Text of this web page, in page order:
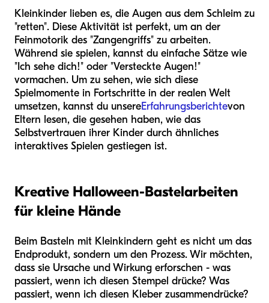
Kleinkinder lieben es, die Augen aus dem Schleim zu
"retten". Diese Aktivität ist perfekt, um an der
Feinmotorik des "Zangengriffs" zu arbeiten.
Während sie spielen, kannst du einfache Sätze wie
"Ich sehe dich!" oder "Versteckte Augen!"
vormachen. Um zu sehen, wie sich diese
Spielmomente in Fortschritte in der realen Welt
umsetzen, kannst du unsereErfahrungsberichtevon
Eltern lesen, die gesehen haben, wie das
Selbstvertrauen ihrer Kinder durch ähnliches
interaktives Spielen gestiegen ist.
Kreative Halloween-Bastelarbeiten
für kleine Hände
Beim Basteln mit Kleinkindern geht es nicht um das
Endprodukt, sondern um den Prozess. Wir möchten,
dass sie Ursache und Wirkung erforschen - was
passiert, wenn ich diesen Stempel drücke? Was
passiert, wenn ich diesen Kleber zusammendrücke?